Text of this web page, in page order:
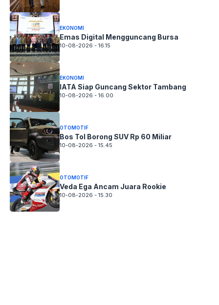
EKONOMI
Emas Digital Mengguncang Bursa
10-08-2026 - 16.15
EKONOMI
IATA Siap Guncang Sektor Tambang
10-08-2026 - 16.00
OTOMOTIF
Bos Tol Borong SUV Rp 60 Miliar
10-08-2026 - 15.45
OTOMOTIF
Veda Ega Ancam Juara Rookie
10-08-2026 - 15.30